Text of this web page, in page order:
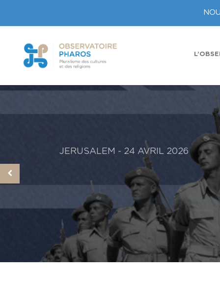
JERUSALEM - 24 AVRIL 2026
Jérusalem sous
SOURCE PHAROS